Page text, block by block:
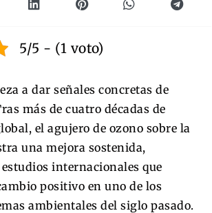
5/5 - (1 voto)
a dar señales concretas de
más de cuatro décadas de
el agujero de ozono sobre la
una mejora sostenida,
internacionales que
positivo en uno de los
ambientales del siglo pasado.